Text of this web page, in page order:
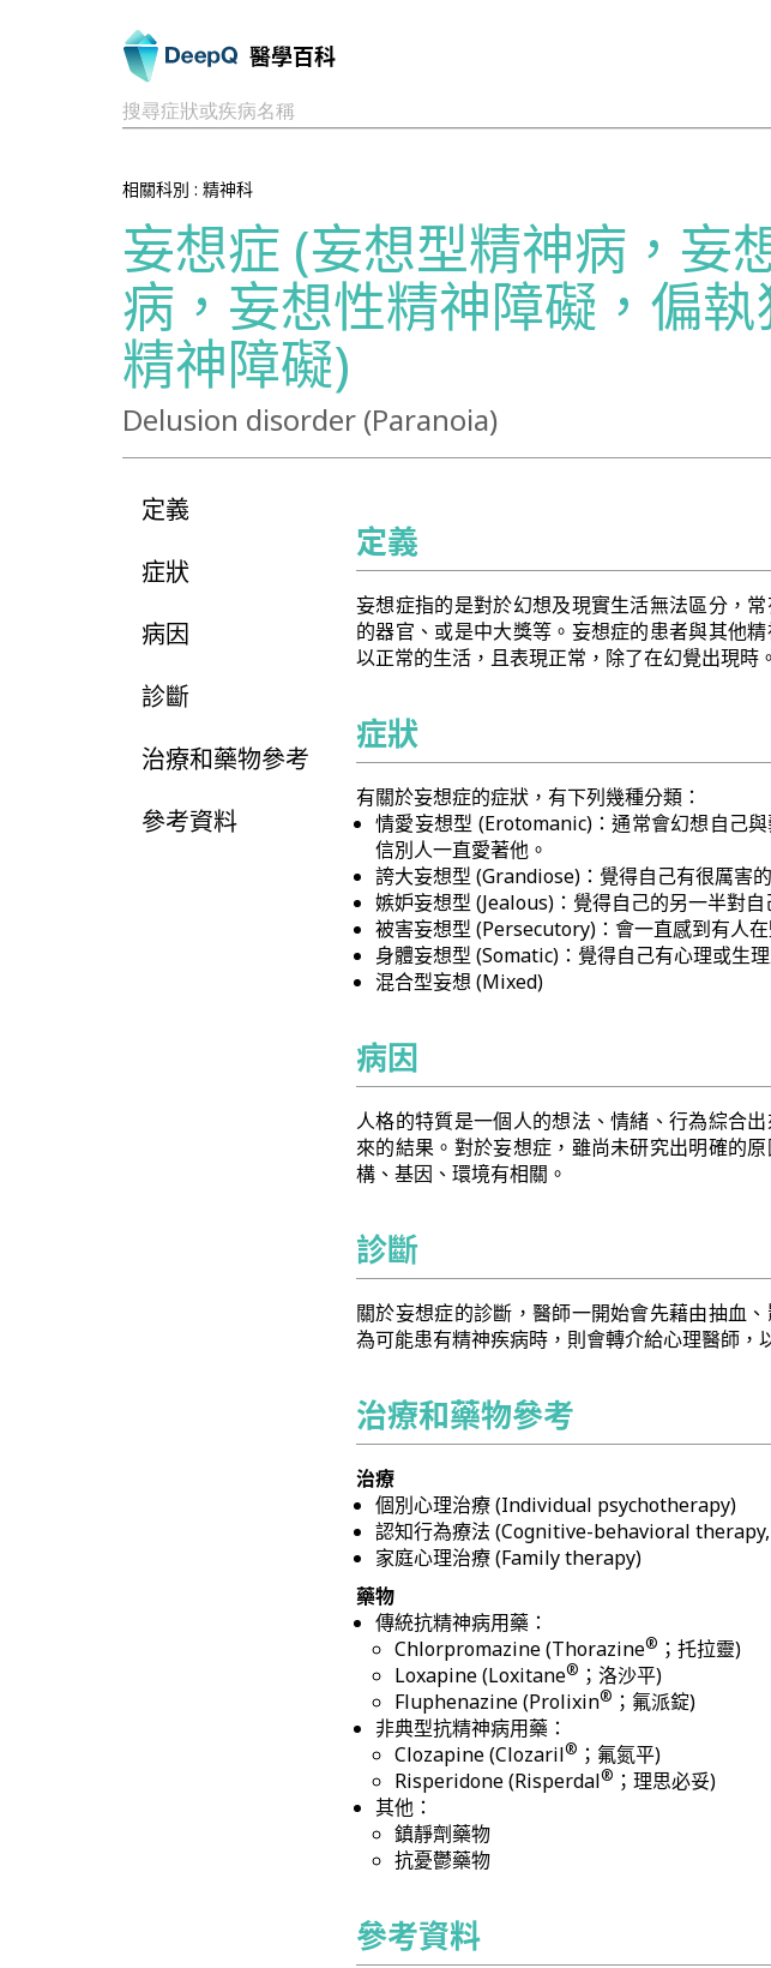
醫學百科
搜尋症狀或疾病名稱
相關科別 : 精神科
妄想症 (妄想型精神病，妄
病，妄想性精神障礙，偏
精神障礙)
Delusion disorder (Paranoia)
定義
症狀
病因
診斷
治療和藥物參考
參考資料
定義
妄想症指的是對於幻想及現實生活無法區分，
的器官、或是中大獎等。妄想症的患者與其他
以正常的生活，且表現正常，除了在幻覺出現時
症狀
有關於妄想症的症狀，有下列幾種分類：
情愛妄想型 (Erotomanic)：通常會幻想自己
信別人一直愛著他。
誇大妄想型 (Grandiose)：覺得自己有很厲害
嫉妒妄想型 (Jealous)：覺得自己的另一半對自
被害妄想型 (Persecutory)：會一直感到有人
身體妄想型 (Somatic)：覺得自己有心理或生
混合型妄想 (Mixed)
病因
人格的特質是一個人的想法、情緒、行為綜合
來的結果。對於妄想症，雖尚未研究出明確的
構、基因、環境有相關。
診斷
關於妄想症的診斷，醫師一開始會先藉由抽血
為可能患有精神疾病時，則會轉介給心理醫師，
治療和藥物參考
治療
個別心理治療 (Individual psychotherapy)
認知行為療法 (Cognitive-behavioral
家庭心理治療 (Family therapy)
藥物
傳統抗精神病用藥：
Chlorpromazine (Thorazine® ；托拉靈)
Loxapine (Loxitane® ；洛沙平)
Fluphenazine (Prolixin® ；氟派錠)
非典型抗精神病用藥：
Clozapine (Clozaril® ；氟氮平)
Risperidone (Risperdal® ；理思必妥)
其他：
鎮靜劑藥物
抗憂鬱藥物
參考資料